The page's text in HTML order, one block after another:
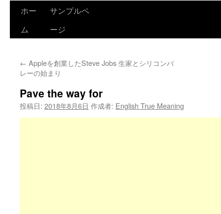
ホー
ム
サンプルペ
ージ
← Appleを創業したSteve Jobs 生家とシリコンバ
レーの始まり
Pave the way for
投稿日: 2018年8月6日 作成者: English True Meaning